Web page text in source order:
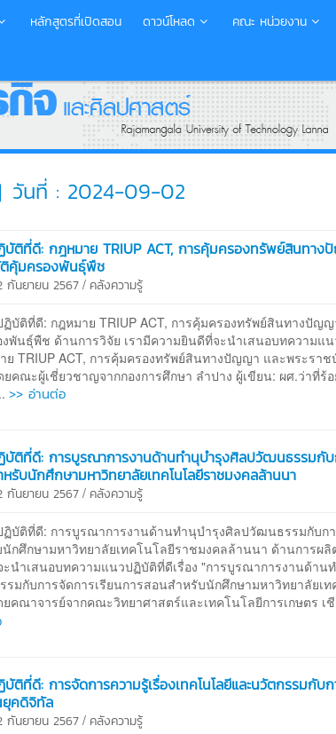
หลักสูตรที่เปิดสอน ดาวน์โหลด คณะ หน่วยงาน
วันที่ : 2024-09-02
บัติที่ดี: กฎหมาย TRIUP ACT, การคุ้มครองทรัพย์สินทาง
มครองพันธุ์พืช
กันยายน 2567/ คลังความรู้
บัติที่ดี: กฎหมาย TRIUP ACT, การคุ้มครองทรัพย์สินทางปั
พันธุ์พืช ด้านการวิจัย เรามีความยินดีที่จะนำเสนอบทความแ
ย TRIUP ACT, การคุ้มครองทรัพย์สินทางปัญญา และพระร
คณะผู้เชี่ยวชาญจากกองการศึกษา ลำปาง ผู้เขียน: ผศ.ว่าที่ร้
>> อ่านต่อ
บัติที่ดี: การบูรณาการงานด้านทำนุบำรุงศิลปวัฒนธรรมกับ
รับนักศึกษามหาวิทยาลัยเทคโนโลยีราชมงคลล้านนา
กันยายน 2567/ คลังความรู้
บัติที่ดี: การบูรณาการงานด้านทำนุบำรุงศิลปวัฒนธรรมกับกา
กศึกษามหาวิทยาลัยเทคโนโลยีราชมงคลล้านนา ด้านการผ
นำเสนอบทความแนวปฏิบัติที่ดีเรื่อง "การบูรณาการงานด้าน
มกับการจัดการเรียนการสอนสำหรับนักศึกษามหาวิทยาลัยเ
คณาจารย์จากคณะวิทยาศาสตร์และเทคโนโลยีการเกษตร เ
ติที่ดี: การจัดการความรู้เรื่องเทคโนโลยีและนวัตกรรมกับ
ยุคดิจิทัล
กันยายน 2567/ คลังความรู้